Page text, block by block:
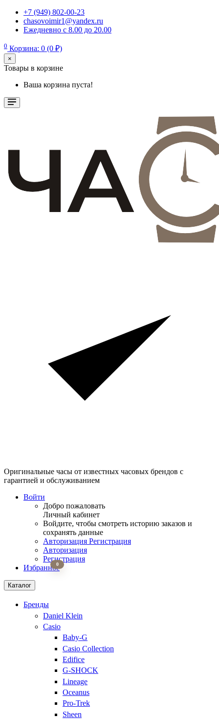
+7 (949) 802-00-23
chasovoimir1@yandex.ru
Ежедневно с 8.00 до 20.00
0 Корзина: 0 (0 ₽)
×
Товары в корзине
Ваша корзина пуста!
Оригинальные часы от известных часовых брендов с
гарантией и обслуживанием
Войти
Добро пожаловать
Личный кабинет
Войдите, чтобы смотреть историю заказов и
сохранять данные
Авторизация Регистрация
Авторизация
Регистрация
Избранное
0
Каталог
Бренды
Daniel Klein
Casio
Baby-G
Casio Collection
Edifice
G-SHOCK
Lineage
Oceanus
Pro-Trek
Sheen